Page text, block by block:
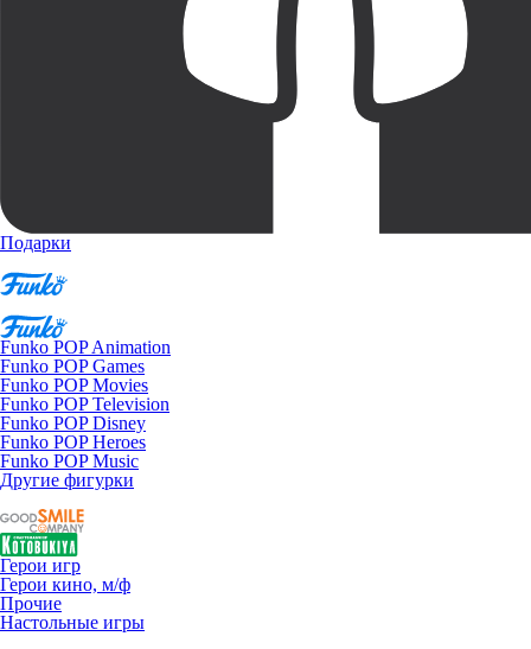
Подарки
Funko POP Animation
Funko POP Games
Funko POP Movies
Funko POP Television
Funko POP Disney
Funko POP Heroes
Funko POP Music
Другие фигурки
Герои игр
Герои кино, м/ф
Прочие
Настольные игры